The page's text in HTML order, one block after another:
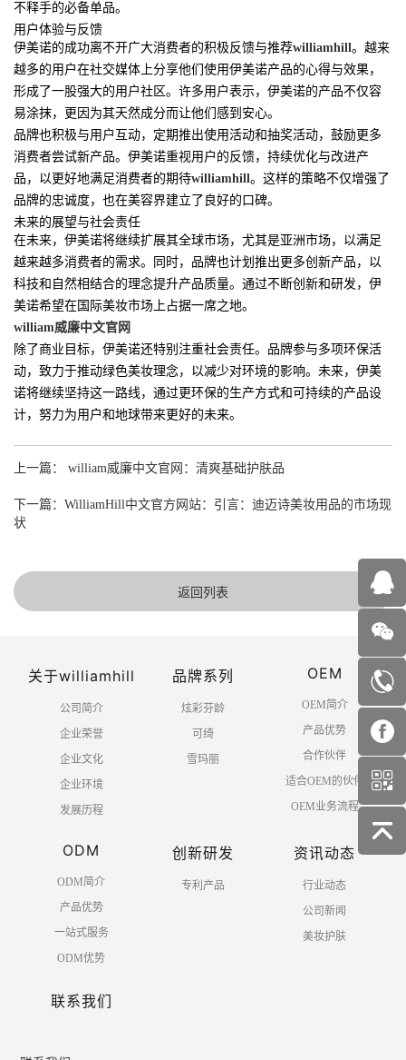
不释手的必备单品。
用户体验与反馈
伊美诺的成功离不开广大消费者的积极反馈与推荐williamhill。越来
越多的用户在社交媒体上分享他们使用伊美诺产品的心得与效果，
形成了一股强大的用户社区。许多用户表示，伊美诺的产品不仅容
易涂抹，更因为其天然成分而让他们感到安心。
品牌也积极与用户互动，定期推出使用活动和抽奖活动，鼓励更多
消费者尝试新产品。伊美诺重视用户的反馈，持续优化与改进产
品，以更好地满足消费者的期待williamhill。这样的策略不仅增强了
品牌的忠诚度，也在美容界建立了良好的口碑。
未来的展望与社会责任
在未来，伊美诺将继续扩展其全球市场，尤其是亚洲市场，以满足
越来越多消费者的需求。同时，品牌也计划推出更多创新产品，以
科技和自然相结合的理念提升产品质量。通过不断创新和研发，伊
美诺希望在国际美妆市场上占据一席之地。
william威廉中文官网
除了商业目标，伊美诺还特别注重社会责任。品牌参与多项环保活
动，致力于推动绿色美妆理念，以减少对环境的影响。未来，伊美
诺将继续坚持这一路线，通过更环保的生产方式和可持续的产品设
计，努力为用户和地球带来更好的未来。
上一篇： william威廉中文官网：清爽基础护肤品
下一篇：WilliamHill中文官方网站：引言：迪迈诗美妆用品的市场现
状
返回列表
关于williamhill
公司简介
企业荣誉
企业文化
企业环境
发展历程
品牌系列
炫彩芬龄
可绮
雪玛丽
OEM
OEM简介
产品优势
合作伙伴
适合OEM的伙伴
OEM业务流程
ODM
ODM简介
产品优势
一站式服务
ODM优势
创新研发
专利产品
资讯动态
行业动态
公司新闻
美妆护肤
联系我们